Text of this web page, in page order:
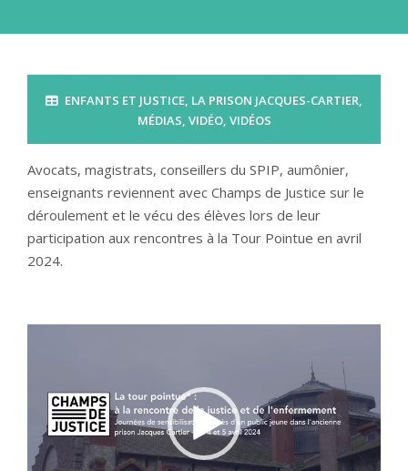
ENFANTS ET JUSTICE, LA PRISON JACQUES-CARTIER,
MÉDIAS, VIDÉO, VIDÉOS
Avocats, magistrats, conseillers du SPIP, aumônier,
enseignants reviennent avec Champs de Justice sur le
déroulement et le vécu des élèves lors de leur
participation aux rencontres à la Tour Pointue en avril
2024.